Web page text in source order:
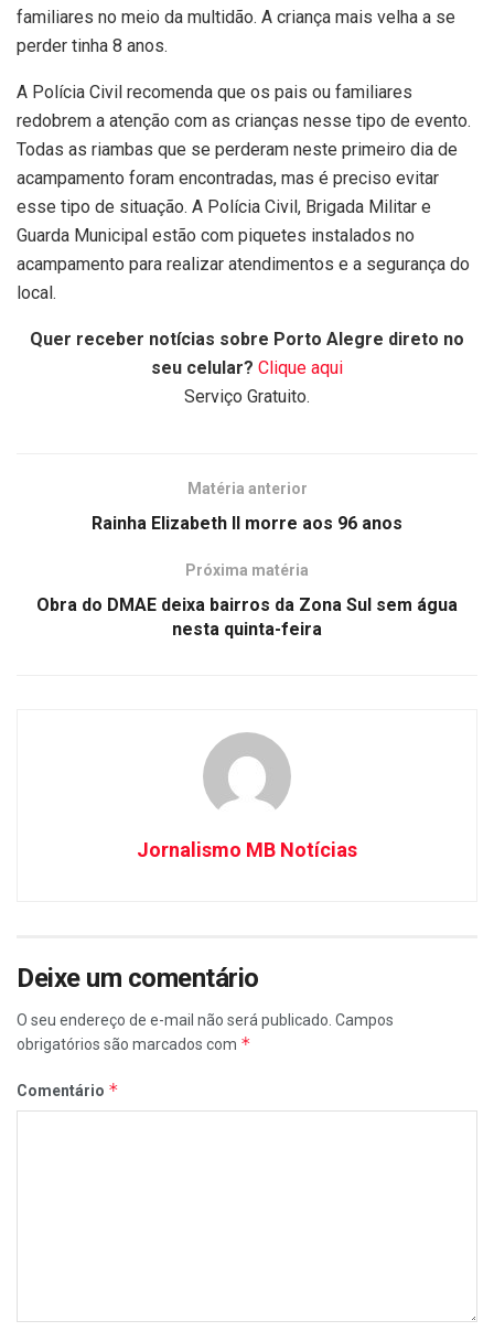
familiares no meio da multidão. A criança mais velha a se
perder tinha 8 anos.
A Polícia Civil recomenda que os pais ou familiares
redobrem a atenção com as crianças nesse tipo de evento.
Todas as riambas que se perderam neste primeiro dia de
acampamento foram encontradas, mas é preciso evitar
esse tipo de situação. A Polícia Civil, Brigada Militar e
Guarda Municipal estão com piquetes instalados no
acampamento para realizar atendimentos e a segurança do
local.
Quer receber notícias sobre Porto Alegre direto no
seu celular? Clique aqui
Serviço Gratuito.
Matéria anterior
Rainha Elizabeth II morre aos 96 anos
Próxima matéria
Obra do DMAE deixa bairros da Zona Sul sem água
nesta quinta-feira
Jornalismo MB Notícias
Deixe um comentário
O seu endereço de e-mail não será publicado. Campos
obrigatórios são marcados com *
Comentário *